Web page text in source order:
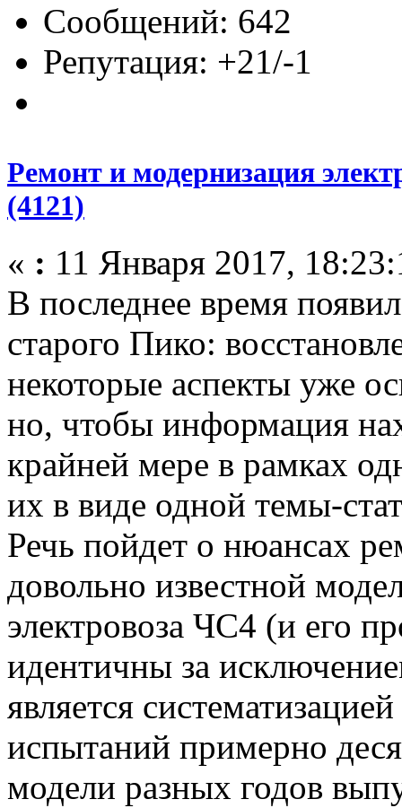
Сообщений: 642
Репутация: +21/-1
Ремонт и модернизация
(4121)
« : 11 Января 2017,
В последнее время
старого Пико:
некоторые аспекты уже
но, чтобы информация
крайней мере в рамках
их в виде одной темы-
Речь пойдет о нюансах
довольно известной
электровоза ЧС4 (и его
идентичны за
является
испытаний примерно
модели разных годов